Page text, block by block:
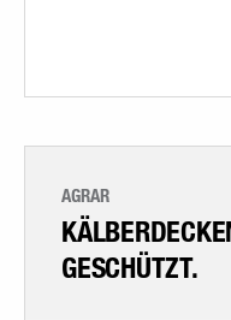
AGRAR
GESCHÜTZT.